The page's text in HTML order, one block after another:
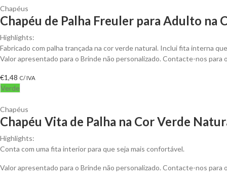
Chapéus
Chapéu de Palha Freuler para Adulto na
Highlights:
Fabricado com palha trançada na cor verde natural. Inclui fita interna
Valor apresentado para o Brinde não personalizado. Contacte-nos
€1,48 C/ IVA
Verde
Chapéus
Chapéu Vita de Palha na Cor Verde
Highlights:
Conta com uma fita interior para que seja mais confortável.
Valor apresentado para o Brinde não personalizado. Contacte-nos